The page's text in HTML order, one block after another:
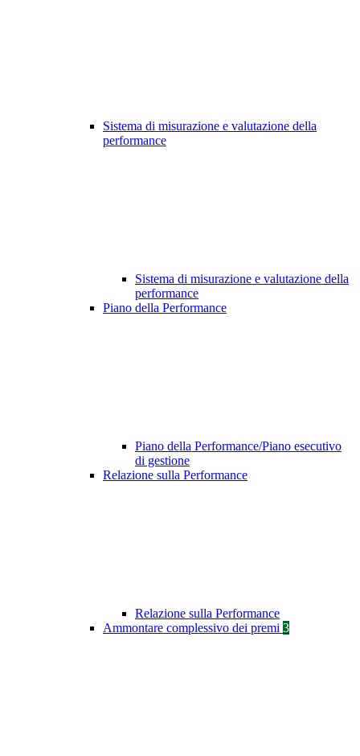
Sistema di misurazione e valutazione della
performance
Sistema di misurazione e valutazione della
performance
Piano della Performance
Piano della Performance/Piano esecutivo
di gestione
Relazione sulla Performance
Relazione sulla Performance
Ammontare complessivo dei premi 3